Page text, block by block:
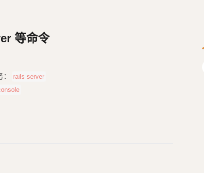
等命令
rails server